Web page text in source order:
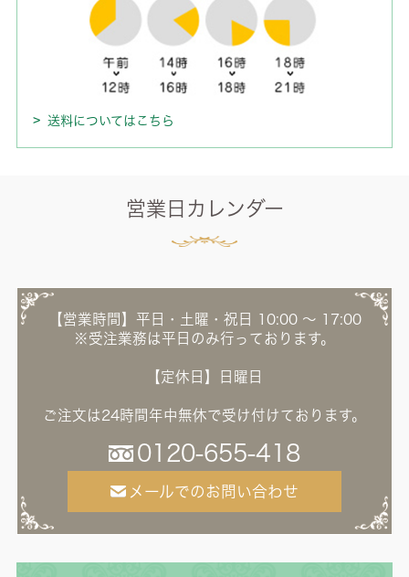
送料についてはこちら
営業日カレンダー
【営業時間】平日・土曜・祝日 10:00 ～ 17:00
※受注業務は平日のみ行っております。
【定休日】日曜日
ご注文は24時間年中無休で受け付けております。
0120-655-418
メールでのお問い合わせ